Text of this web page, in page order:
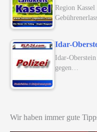
Region
Idar-
Idar-
gegen…
Wir haben immer gute